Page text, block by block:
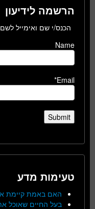
הרשמה לידיעון
הכנס/י שם ואימייל
Name
Email*
טעימות מדע
האם באמת קיימת
בעל החיים שאוכל